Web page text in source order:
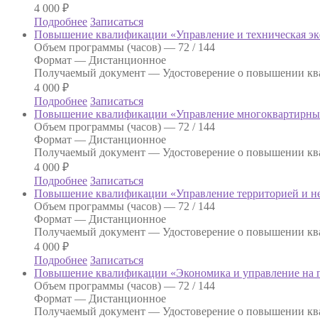
4 000 ₽
Подробнее Записаться
Повышение квалификации «Управление и техническая
Объем программы (часов) — 72 / 144
Формат — Дистанционное
Получаемый документ — Удостоверение о повышении
4 000 ₽
Подробнее Записаться
Повышение квалификации «Управление
Объем программы (часов) — 72 / 144
Формат — Дистанционное
Получаемый документ — Удостоверение о повышении
4 000 ₽
Подробнее Записаться
Повышение квалификации «Управление территорией и
Объем программы (часов) — 72 / 144
Формат — Дистанционное
Получаемый документ — Удостоверение о повышении
4 000 ₽
Подробнее Записаться
Повышение квалификации «Экономика и управление на
Объем программы (часов) — 72 / 144
Формат — Дистанционное
Получаемый документ — Удостоверение о повышении